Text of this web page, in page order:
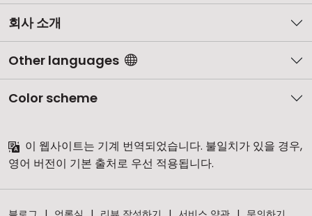
회사 소개
Other languages
Color scheme
이 웹사이트는 기계 번역되었습니다. 불일치가 있을 경우,
영어 버전이 기본 출처로 우선 적용됩니다.